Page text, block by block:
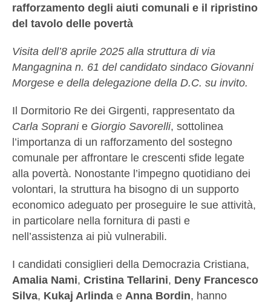
rafforzamento degli aiuti comunali e il ripristino
del tavolo delle povertà
Visita dell’8 aprile 2025 alla struttura di via
Mangagnina n. 61 del candidato sindaco Giovanni
Morgese e della delegazione della D.C. su invito.
Il Dormitorio Re dei Girgenti, rappresentato da
Carla Sopranie Giorgio Savorelli, sottolinea
l’importanza di un rafforzamento del sostegno
comunale per affrontare le crescenti sfide legate
alla povertà. Nonostante l’impegno quotidiano dei
volontari, la struttura ha bisogno di un supporto
economico adeguato per proseguire le sue attività,
in particolare nella fornitura di pasti e
nell’assistenza ai più vulnerabili.
I candidati consiglieri della Democrazia Cristiana,
Amalia Nami, Cristina Tellarini, Deny Francesco
Silva, Kukaj Arlinda e Anna Bordin, hanno